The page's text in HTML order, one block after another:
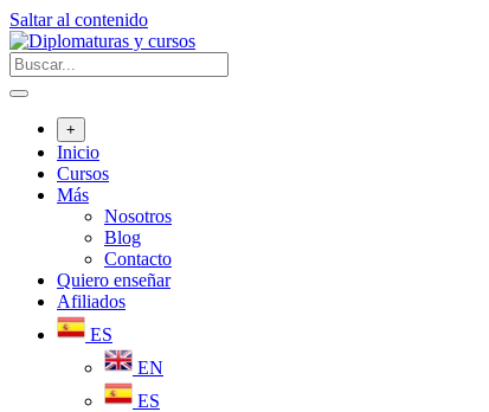
Saltar al contenido
+
Inicio
Cursos
Más
Nosotros
Blog
Contacto
Quiero enseñar
Afiliados
ES
EN
ES